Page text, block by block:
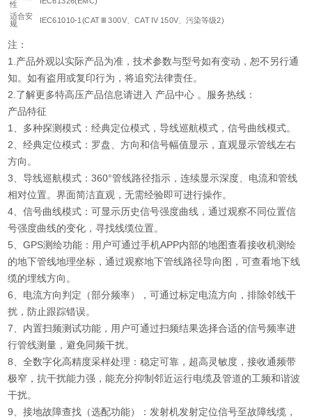
性
适合安
规
IEC61010-1(CAT Ⅲ 300V、CAT IV 150V、污染等级2)
注：
1.产品外观以实际产品为准，技术参数与型号如有变动，恕不另行通
知。如有盗用或复印行为，将追究法律责任。
2.了解更多特高压产品信息请进入 产品中心 。服务热线：
产品特征
1、多种探测模式：经典定位模式，导线巡航模式，信号曲线模式。
2、经典定位模式：罗盘、方向和信号幅值显示，直观显示管线左右
方向。
3、导线巡航模式：360°管线路径指示，连续显示深度、电流和管线
相对位置。界面简洁直观，无需经验即可进行操作。
4、信号曲线模式：可显示历史信号强度曲线，通过观察不同位置信
号强度曲线的变化，寻找线缆位置。
5、GPS测绘功能：用户可通过手机APP内部的地图查看接收机测绘
的地下管线地理坐标，通过观察地下管线路径导向图，可查看地下线
缆的埋线方向。
6、电流方向判定（部分频率），可通过标定电流方向，排除邻线干
扰，防止跟踪错误。
7、内置扫频测试功能，用户可通过扫频结果选择合适的信号频率进
行管线测量，避免同频干扰。
8、全数字化高精度采样处理：稳定可靠，超高灵敏度，接收通频带
极窄，抗干扰能力强，能充分抑制邻近运行电缆及管道的工频和谐波
干扰。
9、接地故障查找（选配功能）：发射机发射定位信号至故障线缆，